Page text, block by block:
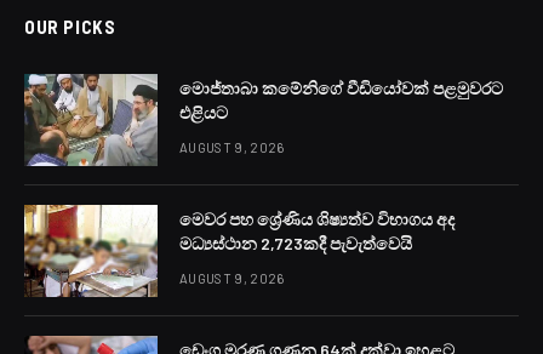
ඔන්ලයින් පනත හරහා ජනාධිපතිවරයා පත්කරන කොමිසම
අධිකරණයකට ගොස් ඒ පිළිබඳව ප්‍රශ්න කිරීමේ අයිතියක්
නොමැති බවත් මෙවැනි පනත් තුළ ඇති අනතුර තේරුම් ගතයුතු
බවත් පාර්ලිමේන්තු මන්ත්‍රී ඩලස් අලහප්පෙරුම මහතා ඊයේ (1)
පැවසීය.
පාර්ලිමේන්තු මන්ත්‍රී ඩලස් අලහප්පෙරුම මහතා නාවල පිහිටි
නිදහස ජනතා සභා ප්‍රධාන කාර්යාලයේදී අද (1) පැවැති මාධ්‍ය
ඔන්ලයින් පනත ඉදිරිපත් කළ අවස්ථාවේදී බුද්ධත්වය